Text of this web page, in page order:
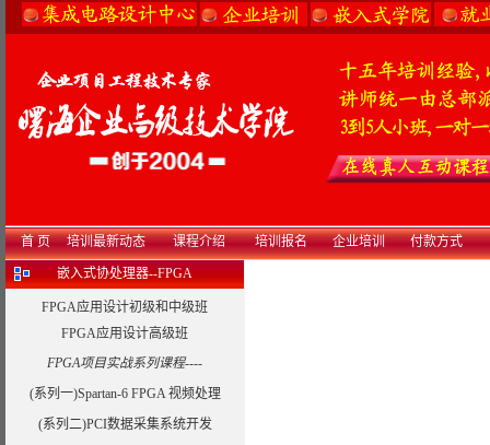
首 页 培训最新动态 课程介绍 培训报名 企业培训 付款方式
嵌入式协处理器--FPGA
FPGA应用设计初级和中级班
FPGA应用设计高级班
FPGA项目实战系列课程----
(系列一)Spartan-6 FPGA 视频处理
(系列二)PCI数据采集系统开发